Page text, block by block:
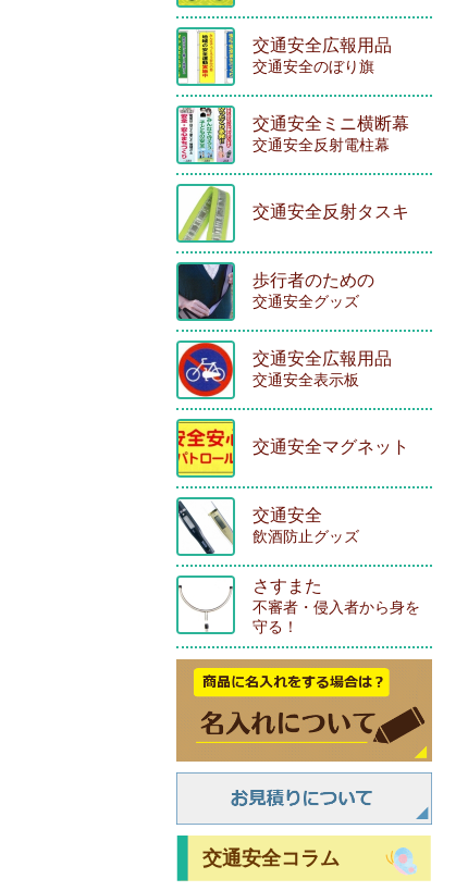
交通安全広報用品
交通安全のぼり旗
交通安全ミニ横断幕
交通安全反射電柱幕
交通安全反射タスキ
歩行者のための
交通安全グッズ
交通安全広報用品
交通安全表示板
交通安全マグネット
交通安全
飲酒防止グッズ
さすまた
不審者・侵入者から身を
守る！
交通安全コラム